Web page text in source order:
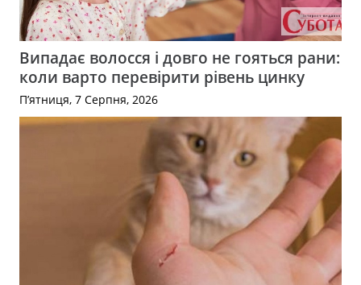
Випадає волосся і довго не гояться рани:
коли варто перевірити рівень цинку
П’ятниця, 7 Серпня, 2026